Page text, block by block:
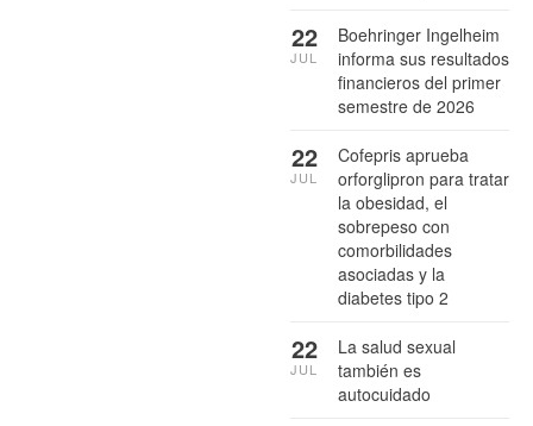
Boehringer Ingelheim
informa sus resultados
financieros del primer
semestre de 2026
22
JUL
Cofepris aprueba
orforglipron para tratar
la obesidad, el
sobrepeso con
comorbilidades
asociadas y la
diabetes tipo 2
22
JUL
La salud sexual
también es
autocuidado
22
JUL